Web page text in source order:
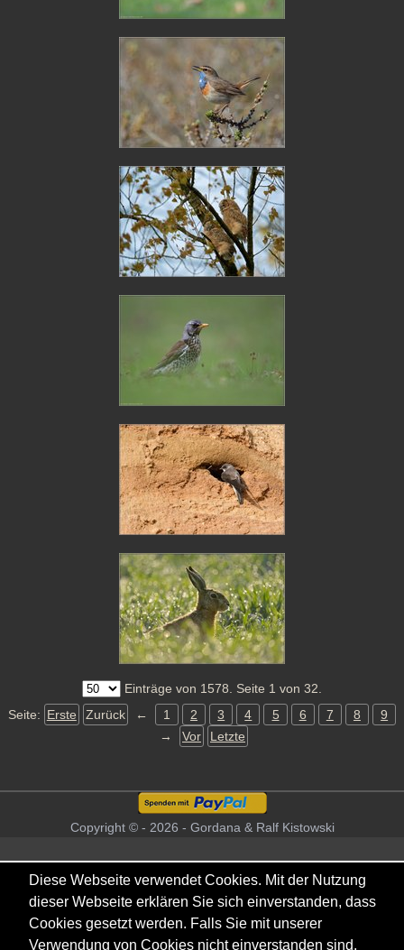
Einträge von 1578. Seite 1 von 32.
Seite: Erste Zurück ← 1 2 3 4 5 6 7 8
9
→
Vor Letzte
Copyright © - 2026 - Gordana & Ralf Kistowski
Diese Webseite verwendet Cookies. Mit der Nutzung
dieser Webseite erklären Sie sich einverstanden, dass
Cookies gesetzt werden. Falls Sie mit unserer
Verwendung von Cookies nicht einverstanden sind,